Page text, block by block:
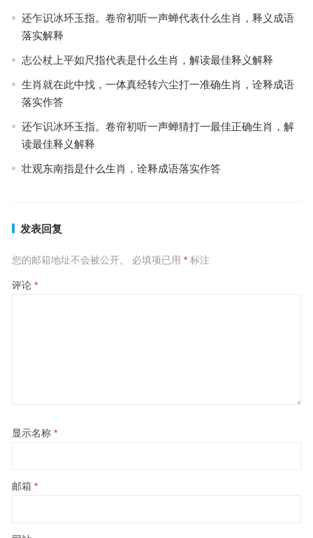
还乍识冰环玉指。卷帘初听一声蝉代表什么生肖，释义成语
落实解释
志公杖上平如尺指代表是什么生肖，解读最佳释义解释
生肖就在此中找，一体真经转六尘打一准确生肖，诠释成语
落实作答
还乍识冰环玉指。卷帘初听一声蝉猜打一最佳正确生肖，解
读最佳释义解释
壮观东南指是什么生肖，诠释成语落实作答
发表回复
您的邮箱地址不会被公开。 必填项已用 *标注
评论 *
显示名称 *
邮箱 *